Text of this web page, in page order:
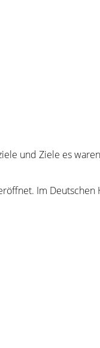
und Ziele es
Im Deutschen